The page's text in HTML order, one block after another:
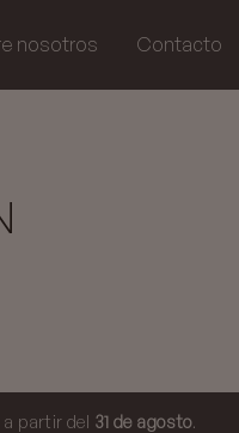
nosotros Contacto
a partir del 31 de agosto.